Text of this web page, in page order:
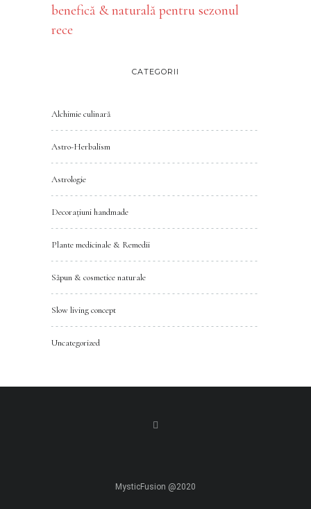
benefică & naturală pentru sezonul
rece
CATEGORII
Alchimie culinară
Astro-Herbalism
Astrologie
Decorațiuni handmade
Plante medicinale & Remedii
Săpun & cosmetice naturale
Slow living concept
Uncategorized
MysticFusion @2020